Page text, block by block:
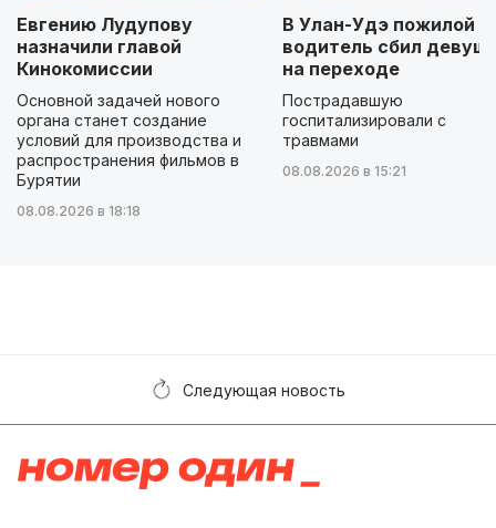
Евгению Лудупову
назначили главой
Кинокомиссии
Основной задачей нового
органа станет создание
условий для производства и
распространения фильмов в
Бурятии
08.08.2026 в 18:18
В Улан-Удэ пожилой
водитель сбил
на переходе
Пострадавшую
госпитализировали с
травмами
08.08.2026 в 15:21
Следующая новость